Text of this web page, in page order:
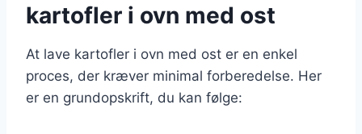
kartofler i ovn med ost
At lave kartofler i ovn med ost er en enkel
proces, der kræver minimal forberedelse. Her
er en grundopskrift, du kan følge: